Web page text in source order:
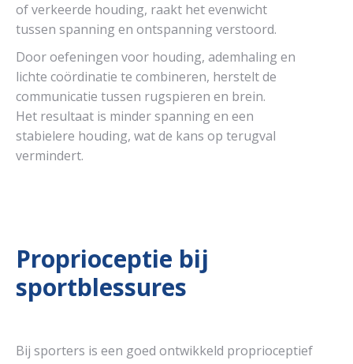
of verkeerde houding, raakt het evenwicht
tussen spanning en ontspanning verstoord.
Door oefeningen voor houding, ademhaling en
lichte coördinatie te combineren, herstelt de
communicatie tussen rugspieren en brein.
Het resultaat is minder spanning en een
stabielere houding, wat de kans op terugval
vermindert.
Proprioceptie bij
sportblessures
Bij sporters is een goed ontwikkeld proprioceptief